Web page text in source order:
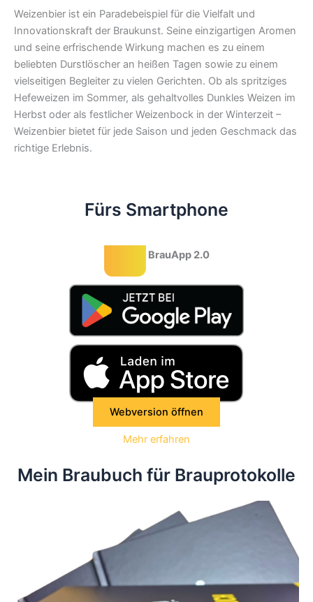
Weizenbier ist ein Paradebeispiel für die Vielfalt und
Innovationskraft der Braukunst. Seine einzigartigen Aromen
und seine erfrischende Wirkung machen es zu einem
beliebten Durstlöscher an heißen Tagen sowie zu einem
vielseitigen Begleiter zu vielen Gerichten. Ob als spritziges
Hefeweizen im Sommer, als gehaltvolles Dunkles Weizen im
Herbst oder als festlicher Weizenbock in der Winterzeit –
Weizenbier bietet für jede Saison und jeden Geschmack das
richtige Erlebnis.
Fürs Smartphone
BrauApp 2.0
Webversion öffnen
Mehr erfahren
Mein Braubuch für Brauprotokolle